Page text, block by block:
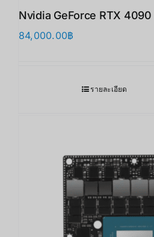
Nvidia GeForce RTX 4090
84,000.00฿
รายละเอียด